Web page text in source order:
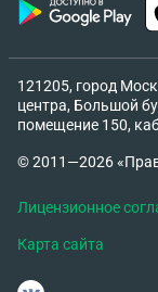
121205, город
центра, Большой
помещение 150,
© 2011—2026
Лицензионное
Карта сайта